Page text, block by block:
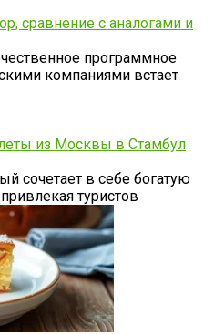
сравнение с аналогами и
программное
компаниями встает
из Москвы в Стамбул
сочетает в себе богатую
туристов